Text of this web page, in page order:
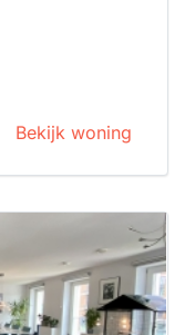
Bekijk woning